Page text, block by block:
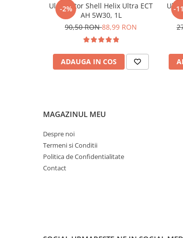
-2%
Ulei motor Shell Helix Ultra ECT
AH 5W30, 1L
90,50 RON88,99 RON
ADAUGA IN COS
-
Ulei
MAGAZINUL MEU
Despre noi
Termeni si Conditii
Politica de Confidentialitate
Contact